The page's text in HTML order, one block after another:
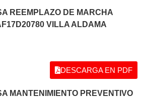
REEMPLAZO DE MARCHA
VILLA ALDAMA
DESCARGA EN PDF
MANTENIMIENTO PREVENTIVO